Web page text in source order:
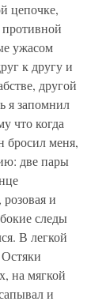
цепочке,
ужасом
к другу и
другой
я запомнил
что когда
бросил меня,
две пары
и
следы
В легкой
на мягкой
и